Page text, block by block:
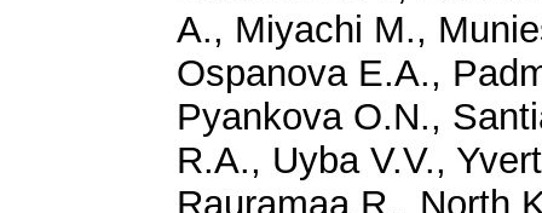
A., Miyachi M.,
Ospanova E.A.,
Pyankova O.N.,
R.A., Uyba V.V.,
Rauramaa R., North